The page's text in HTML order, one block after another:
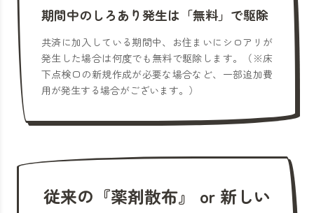
期間中のしろあり発生は「無料」で駆除
共済に加入している期間中、お住まいにシロアリが
発生した場合は何度でも無料で駆除します。（※床
下点検口の新規作成が必要な場合など、一部追加費
用が発生する場合がございます。）
従来の『薬剤散布』 or 新しい